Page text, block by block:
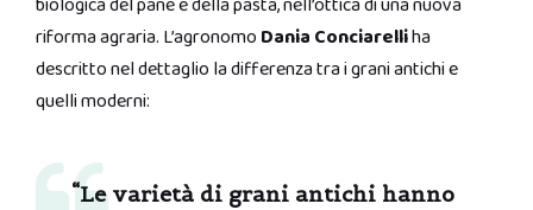
riforma agraria. L’agronomo Dania Conciarelliha
descritto nel dettaglio la differenza tra i grani antichi e
quelli moderni:
“Le varietà di grani antichi hanno